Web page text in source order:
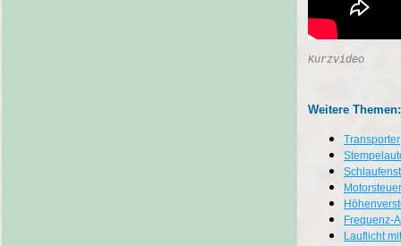
Kurzvideo
Weitere Themen:
Transporter
Frequenz-
Lauflicht